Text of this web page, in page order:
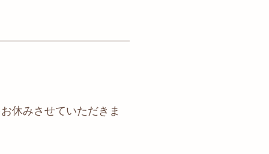
休みさせていただきま